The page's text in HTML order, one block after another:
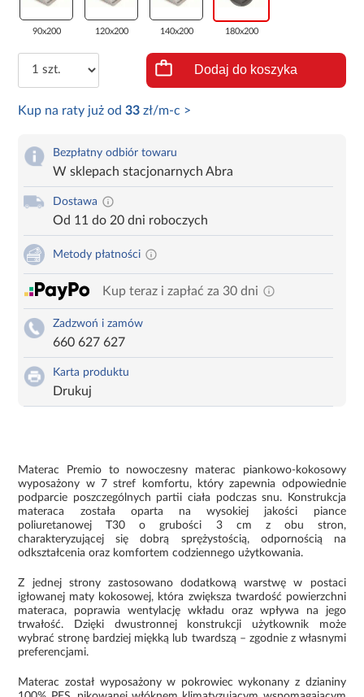
90x200 120x200 140x200 180x200
Dodaj do koszyka
Kup na raty już od33 zł/m-c >
Bezpłatny odbiór towaru
W sklepach stacjonarnych Abra
Dostawa
Od 11 do 20 dni roboczych
Metody płatności
Kup teraz i zapłać za 30 dni
Zadzwoń i zamów
660 627 627
Karta produktu
Drukuj
Materac Premio to nowoczesny materac piankowo-kokosowy
wyposażony w 7 stref komfortu, który zapewnia odpowiednie
podparcie poszczególnych partii ciała podczas snu. Konstrukcja
materaca została oparta na wysokiej jakości piance
poliuretanowej T30 o grubości 3 cm z obu stron,
charakteryzującej się dobrą sprężystością, odpornością na
odkształcenia oraz komfortem codziennego użytkowania.
Z jednej strony zastosowano dodatkową warstwę w postaci
igłowanej maty kokosowej, która zwiększa twardość powierzchni
materaca, poprawia wentylację wkładu oraz wpływa na jego
trwałość. Dzięki dwustronnej konstrukcji użytkownik może
wybrać stronę bardziej miękką lub twardszą – zgodnie z własnymi
preferencjami.
Materac został wyposażony w pokrowiec wykonany z dzianiny